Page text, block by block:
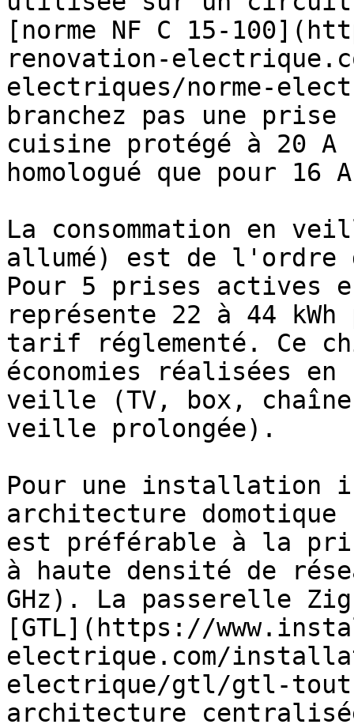
[norme NF C 15-
renovation-
electriques/norme-
branchez pas une
cuisine protégé à 20
homologué que pour 16
La consommation en
allumé) est de l'ordre
Pour 5 prises actives
représente 22 à 44
tarif réglementé. Ce
économies réalisées
veille (TV, box, chaîne
veille prolongée).
Pour une installation
architecture
est préférable à la
à haute densité de
GHz). La passerelle
[GTL](https://
electrique.com/
electrique/gtl/gtl-
architecture